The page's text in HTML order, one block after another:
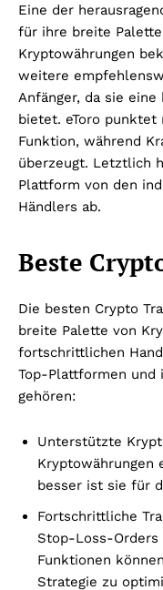
Eine der
für ihre breite
Kryptowährungen
weitere
Anfänger, da sie
bietet. eToro punktet
Funktion, während
überzeugt. Letztlich
Plattform von den
Händlers ab.
Beste
Die besten Crypto
breite Palette von
fortschrittlichen
Top-Plattformen und
gehören:
Unterstützte
besser ist sie für
Fortschrittliche
Stop-Loss-
Funktionen
Strategie zu